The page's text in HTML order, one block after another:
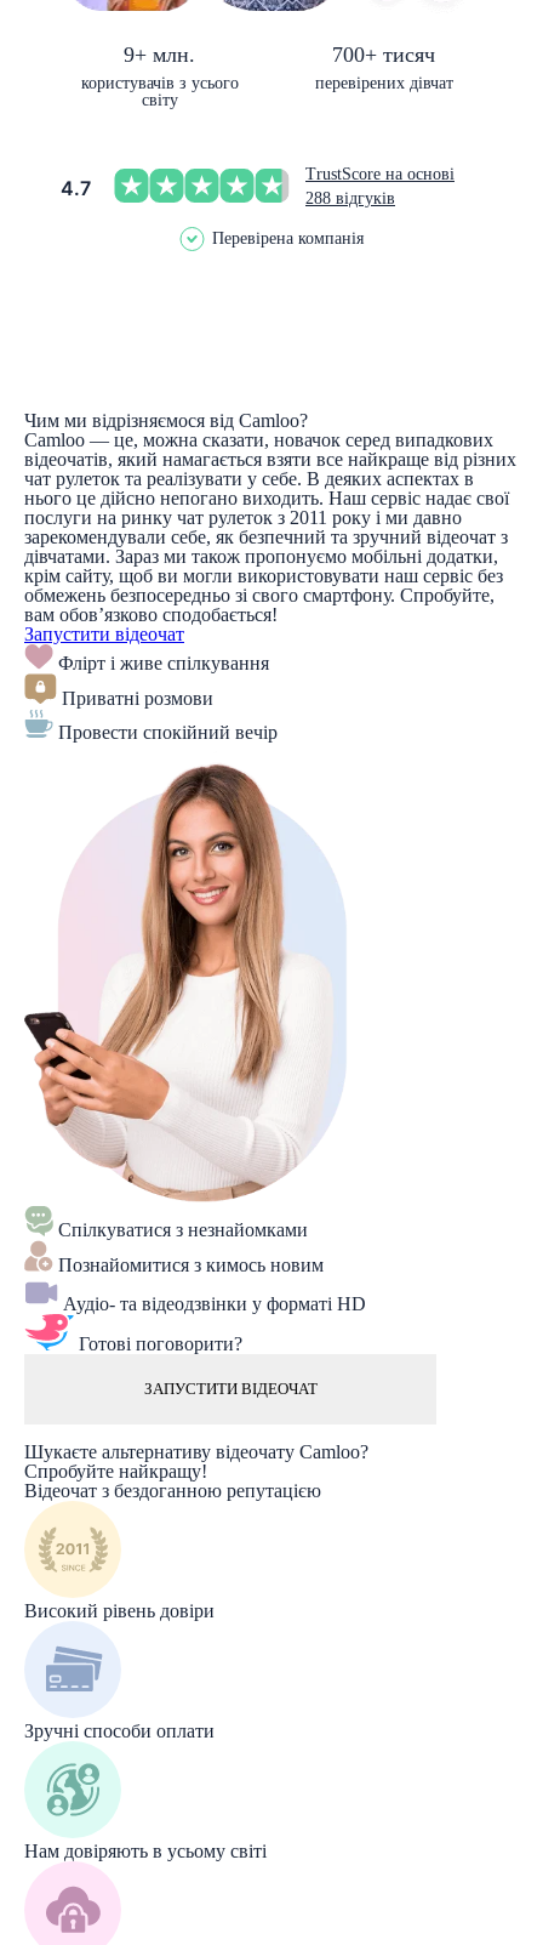
9+ млн.
користувачів з усього
світу
700+ тисяч
перевірених дівчат
4.7
TrustScore на основі
288 відгуків
Перевірена компанія
Чим ми відрізняємося від Camloo?
Camloo — це, можна сказати, новачок серед випадкових
відеочатів, який намагається взяти все найкраще від різних
чат рулеток та реалізувати у себе. В деяких аспектах в
нього це дійсно непогано виходить. Наш сервіс надає свої
послуги на ринку чат рулеток з 2011 року і ми давно
зарекомендували себе, як безпечний та зручний відеочат з
дівчатами. Зараз ми також пропонуємо мобільні додатки,
крім сайту, щоб ви могли використовувати наш сервіс без
обмежень безпосередньо зі свого смартфону. Спробуйте,
вам обов’язково сподобається!
Запустити відеочат
Флірт і живе спілкування
Приватні розмови
Провести спокійний вечір
Спілкуватися з незнайомками
Познайомитися з кимось новим
Аудіо- та відеодзвінки у форматі HD
Готові поговорити?
ЗАПУСТИТИ ВІДЕОЧАТ
Шукаєте альтернативу відеочату Camloo?
Спробуйте найкращу!
Відеочат з бездоганною репутацією
Високий рівень довіри
Зручні способи оплати
Нам довіряють в усьому світі